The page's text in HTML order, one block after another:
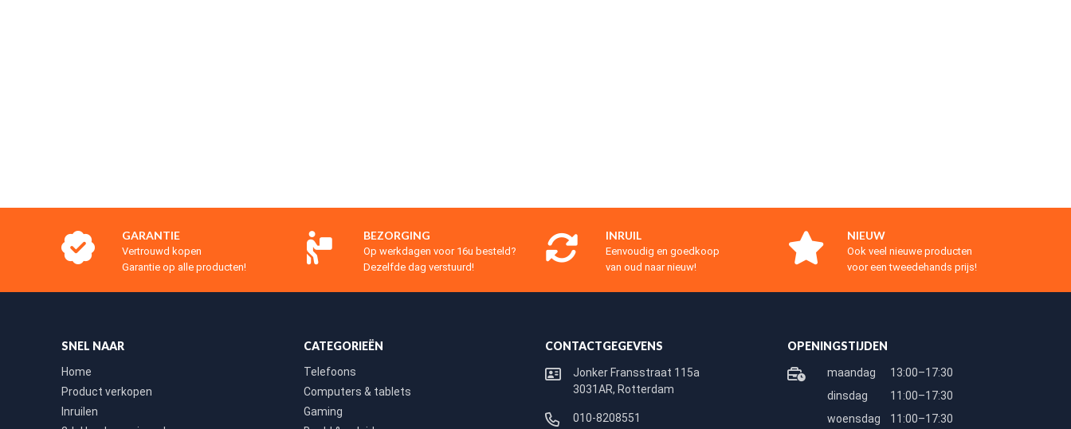
GARANTIE
Vertrouwd kopen
Garantie op alle producten!
BEZORGING
Op werkdagen voor 16u besteld?
Dezelfde dag verstuurd!
INRUIL
Eenvoudig en goedkoop
van oud naar nieuw!
NIEUW
Ook veel nieuwe producten
voor een tweedehands prijs!
SNEL NAAR
Home
Product verkopen
Inruilen
CATEGORIEËN
Telefoons
Computers & tablets
Gaming
CONTACTGEGEVENS
Jonker Fransstraat 115a
3031AR, Rotterdam
010-8208551
OPENINGSTIJDEN
maandag
13:00–17:30
dinsdag
11:00–17:30
woensdag
11:00–17:30